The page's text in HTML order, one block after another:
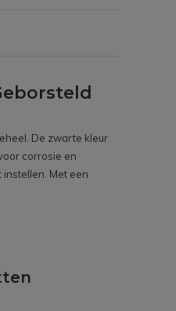
De zwarte kleur
corrosie en
Met een